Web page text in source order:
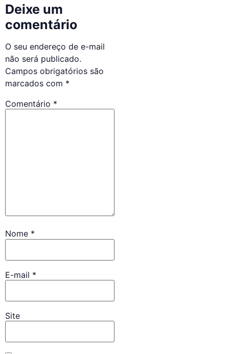
Deixe um
comentário
O seu endereço de e-mail
não será publicado.
Campos obrigatórios são
marcados com *
Comentário *
Nome *
E-mail *
Site